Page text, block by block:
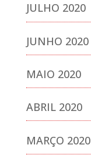
JULHO 2020
JUNHO 2020
MAIO 2020
ABRIL 2020
MARÇO 2020